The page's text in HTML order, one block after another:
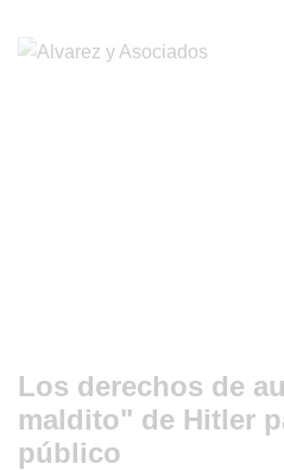
Los derechos de
maldito" de Hitler
público